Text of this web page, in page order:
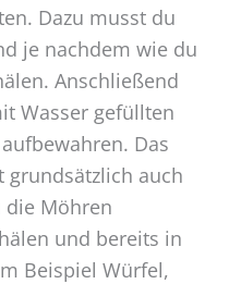
Dazu musst du
je nachdem wie du
Anschließend
Wasser gefüllten
Das
grundsätzlich auch
Möhren
und bereits in
Beispiel Würfel,